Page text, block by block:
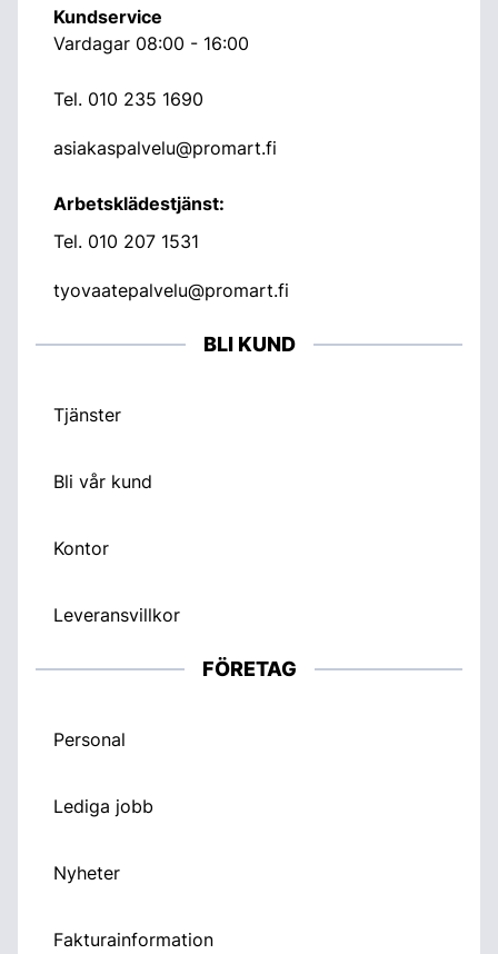
Kundservice
Vardagar 08:00 - 16:00
Tel. 010 235 1690
asiakaspalvelu@promart.fi
Arbetsklädestjänst:
Tel. 010 207 1531
tyovaatepalvelu@promart.fi
BLI KUND
Tjänster
Bli vår kund
Kontor
Leveransvillkor
FÖRETAG
Personal
Lediga jobb
Nyheter
Fakturainformation